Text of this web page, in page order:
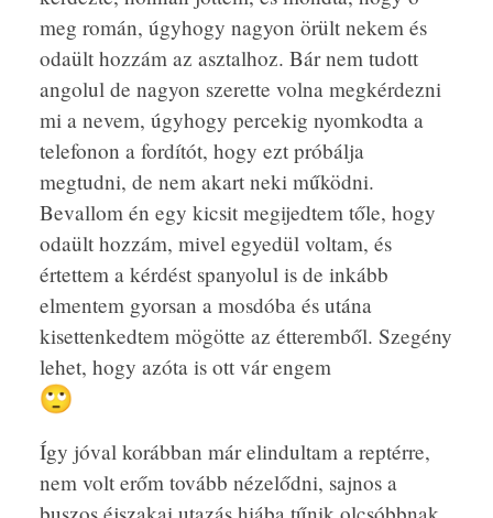
meg román, úgyhogy nagyon örült nekem és
odaült hozzám az asztalhoz. Bár nem tudott
angolul de nagyon szerette volna megkérdezni
mi a nevem, úgyhogy percekig nyomkodta a
telefonon a fordítót, hogy ezt próbálja
megtudni, de nem akart neki működni.
Bevallom én egy kicsit megijedtem tőle, hogy
odaült hozzám, mivel egyedül voltam, és
értettem a kérdést spanyolul is de inkább
elmentem gyorsan a mosdóba és utána
kisettenkedtem mögötte az étteremből. Szegény
lehet, hogy azóta is ott vár engem
Így jóval korábban már elindultam a reptérre,
nem volt erőm tovább nézelődni, sajnos a